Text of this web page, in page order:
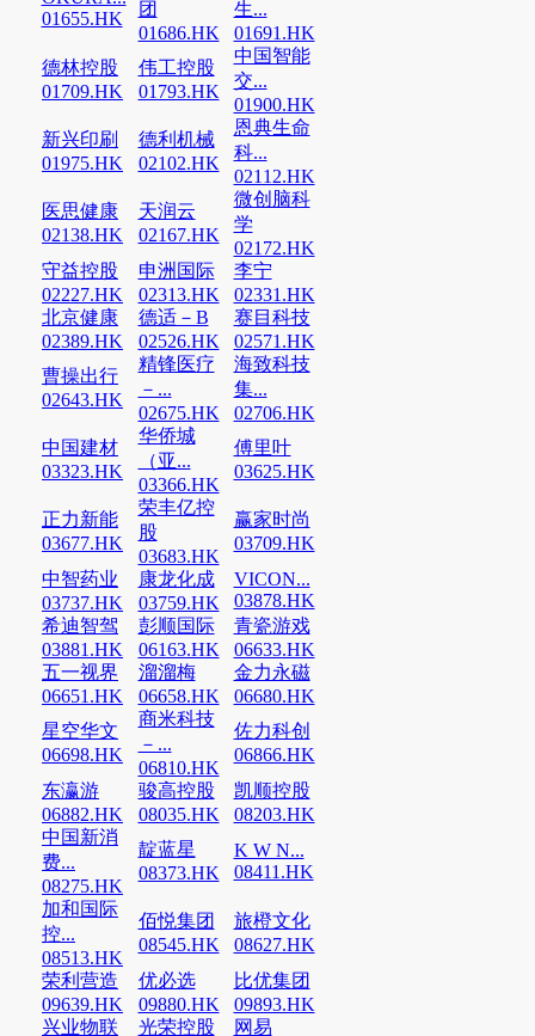
01655.HK
团
01686.HK
生...
01691.HK
德林控股
01709.HK
伟工控股
01793.HK
中国智能
交...
01900.HK
新兴印刷
01975.HK
德利机械
02102.HK
恩典生命
科...
02112.HK
医思健康
02138.HK
天润云
02167.HK
微创脑科
学
02172.HK
守益控股
02227.HK
申洲国际
02313.HK
李宁
02331.HK
北京健康
02389.HK
德适－B
02526.HK
赛目科技
02571.HK
曹操出行
02643.HK
精锋医疗
－...
02675.HK
海致科技
集...
02706.HK
中国建材
03323.HK
华侨城
（亚...
03366.HK
傅里叶
03625.HK
正力新能
03677.HK
荣丰亿控
股
03683.HK
赢家时尚
03709.HK
中智药业
03737.HK
康龙化成
03759.HK
VICON...
03878.HK
希迪智驾
03881.HK
彭顺国际
06163.HK
青瓷游戏
06633.HK
五一视界
06651.HK
溜溜梅
06658.HK
金力永磁
06680.HK
星空华文
06698.HK
商米科技
－...
06810.HK
佐力科创
06866.HK
东瀛游
06882.HK
骏高控股
08035.HK
凯顺控股
08203.HK
中国新消
费...
08275.HK
靛蓝星
08373.HK
K W N...
08411.HK
加和国际
控...
08513.HK
佰悦集团
08545.HK
旅橙文化
08627.HK
荣利营造
09639.HK
优必选
09880.HK
比优集团
09893.HK
兴业物联
光荣控股 网易